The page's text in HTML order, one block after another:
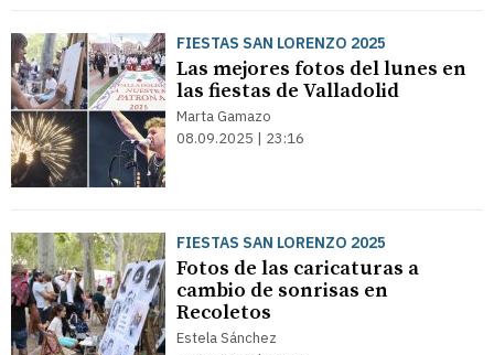
FIESTAS SAN LORENZO 2025
Las mejores fotos del lunes en
las fiestas de Valladolid
Marta Gamazo
08.09.2025 | 23:16
FIESTAS SAN LORENZO 2025
Fotos de las caricaturas a
cambio de sonrisas en
Recoletos
Estela Sánchez